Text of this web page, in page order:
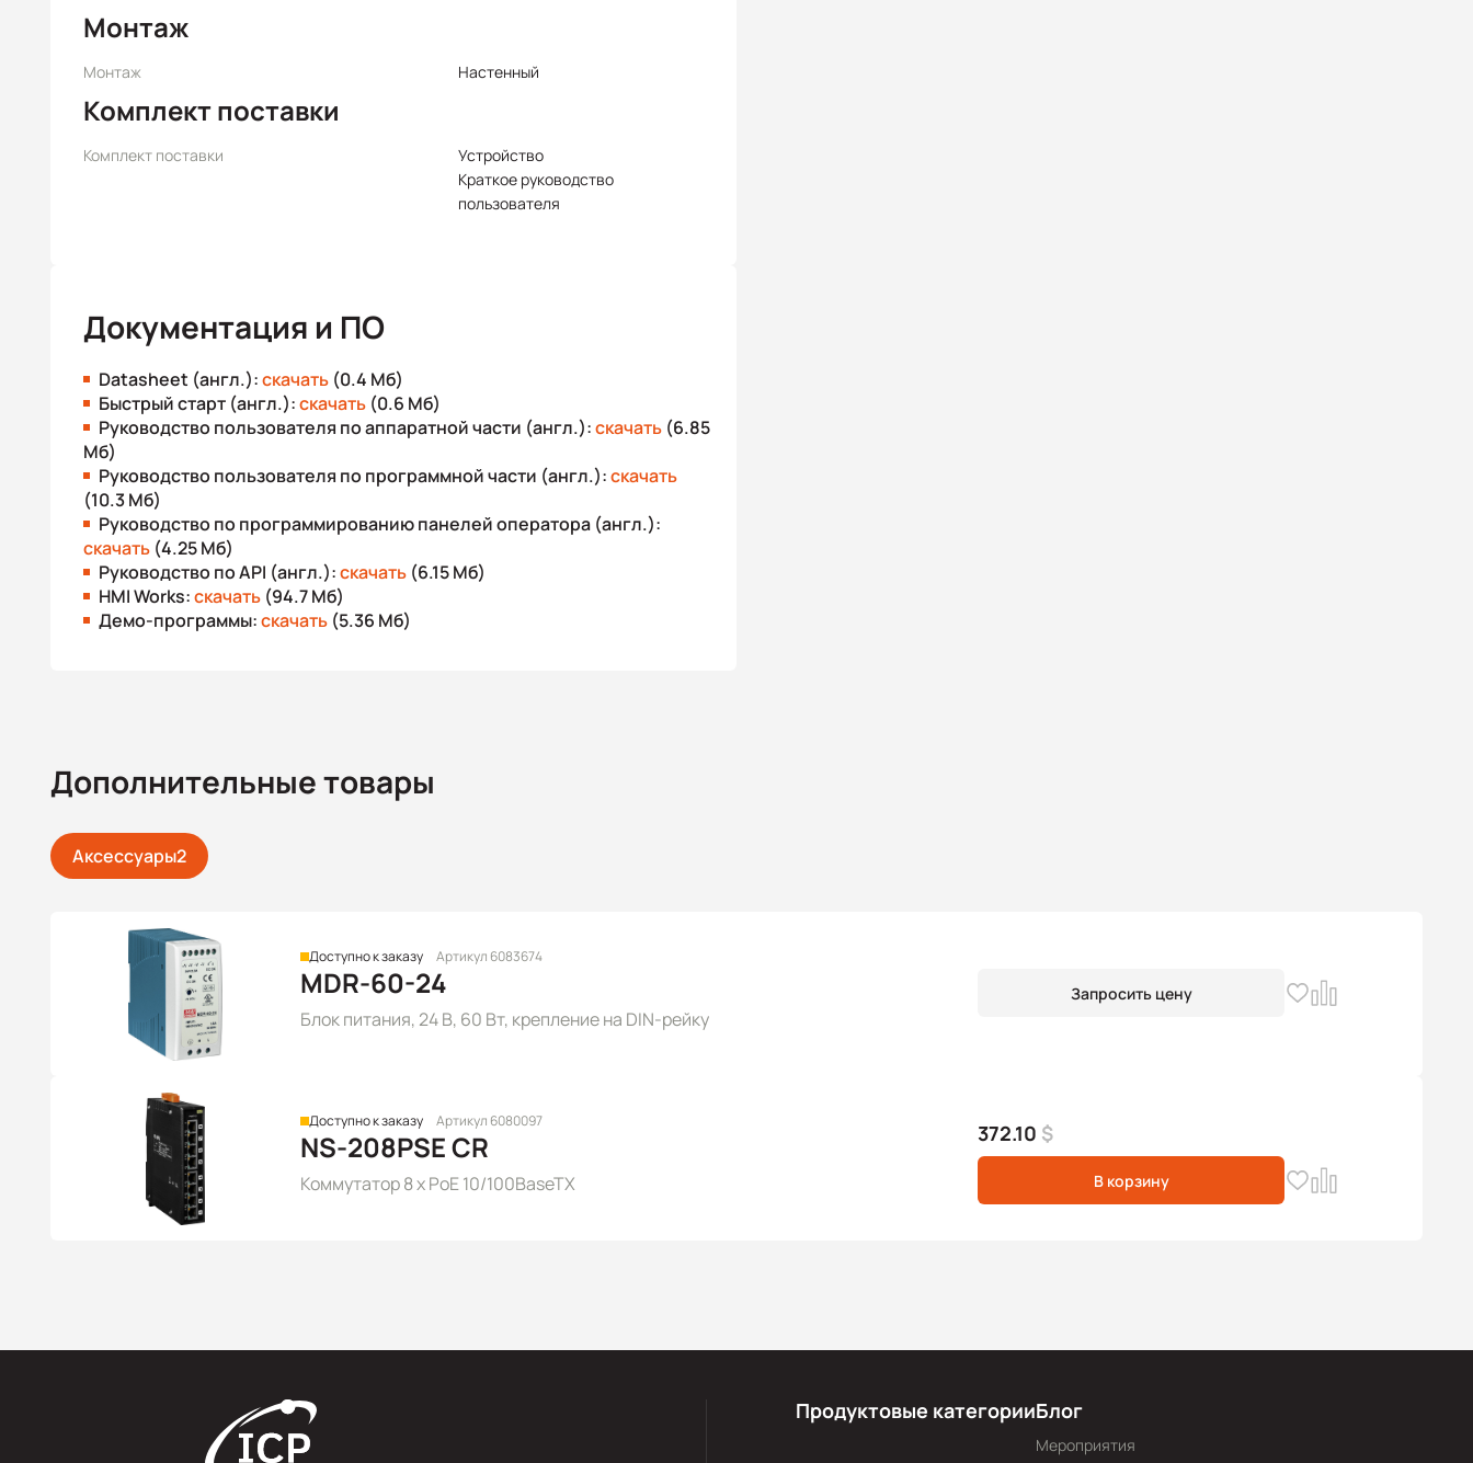
Монтаж
Монтаж Настенный
Комплект поставки
Комплект поставки
Устройство
Краткое руководство
пользователя
Документация и ПО
Datasheet (англ.):скачать (0.4 Мб)
Быстрый старт (англ.):скачать (0.6 Мб)
Руководство пользователя по аппаратной части (англ.):скачать (6.85
Мб)
Руководство пользователя по программной части (англ.):скачать
(10.3 Мб)
Руководство по программированию панелей оператора (англ.):
скачать (4.25 Мб)
Руководство по API (англ.):скачать (6.15 Мб)
HMI Works:скачать (94.7 Мб)
Демо-программы:скачать (5.36 Мб)
Дополнительные товары
Аксессуары2
Доступно к заказу Артикул 6083674
MDR-60-24
Блок питания, 24 В, 60 Вт, крепление на DIN-рейку
Запросить цену
Доступно к заказу Артикул 6080097
NS-208PSE CR
Коммутатор 8 x PoE 10/100BaseTX
372.10 $
В корзину
Продуктовые категорииБлог
Мероприятия